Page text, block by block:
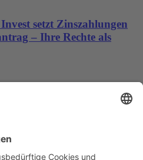
setzt Zinszahlungen
– Ihre Rechte als
Dollar und treibt
voran